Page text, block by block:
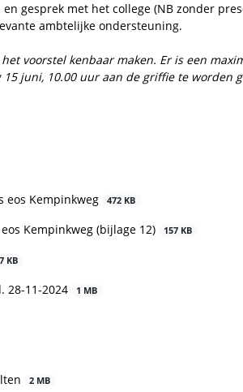
gesprek met het college (NB zonder
ambtelijke ondersteuning.
voorstel kenbaar maken. Er is een
juni, 10.00 uur aan de griffie te worden
eos Kempinkweg
472 KB
Kempinkweg (bijlage 12) 157 KB
KB
28-11-2024 1 MB
2 MB